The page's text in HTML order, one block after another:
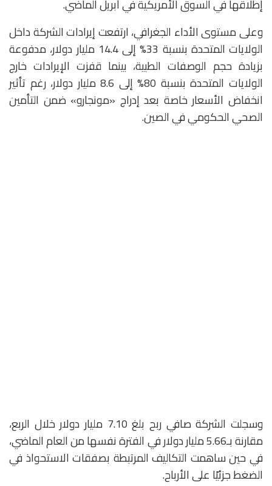
إطلاقها في السوق الأمريكية في أبريل الماضي.
وعلى مستوى الأداء الجغرافي، ارتفعت إيرادات الشركة داخل
الولايات المتحدة بنسبة 33% إلى 14.4 مليار دولار، مدفوعة
بزيادة حجم الوصفات الطبية، بينما قفزت الإيرادات خارج
الولايات المتحدة بنسبة 80% إلى 8.6 مليار دولار، رغم تأثير
انخفاض الأسعار خاصة بعد إدراج «مونجارو» ضمن التأمين
الصحي الحكومي في الصين.
وسجلت الشركة صافي ربح بلغ 7.10 مليار دولار خلال الربع،
مقارنة بـ5.66 مليار دولار في الفترة نفسها من العام الماضي،
في حين ساهمت التكاليف المرتبطة بصفقات الاستحواذ في
الضغط جزئيًا على الأرباح.